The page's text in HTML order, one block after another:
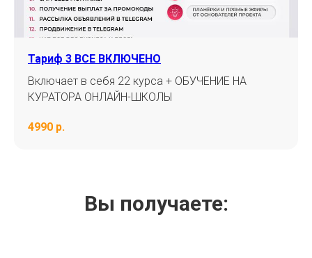
Тариф 3 ВСЕ ВКЛЮЧЕНО
Включает в себя 22 курса + ОБУЧЕНИЕ НА
КУРАТОРА ОНЛАЙН-ШКОЛЫ
4990 р.
Вы получаете: